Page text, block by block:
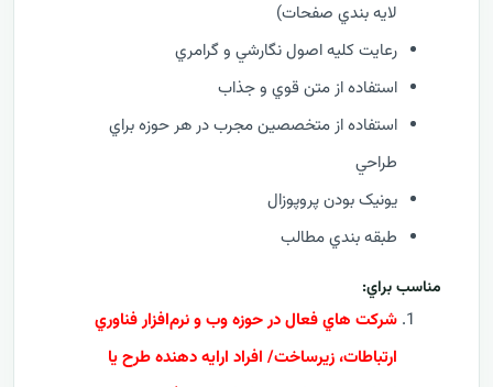
لايه بندي صفحات)
رعايت کليه اصول نگارشي و گرامري
استفاده از متن قوي و جذاب
استفاده از متخصصين مجرب در هر حوزه براي
طراحي
يونيک بودن پروپوزال
طبقه بندي مطالب
مناسب براي:
شرکت هاي فعال در حوزه وب و نرم‌افزار فناوري
ارتباطات، زيرساخت/ افراد ارايه دهنده طرح يا